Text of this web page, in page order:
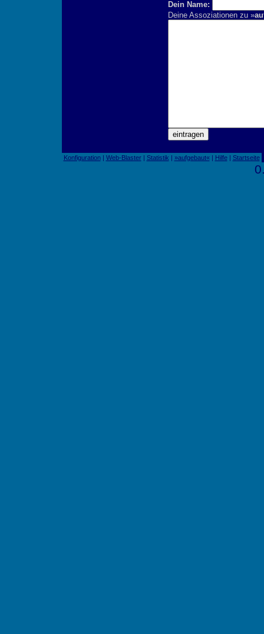
Dein Name:
Deine Assoziationen zu »
Konfiguration| Web-Blaster| Statistik | »aufgebaut«| Hilfe| Startseite